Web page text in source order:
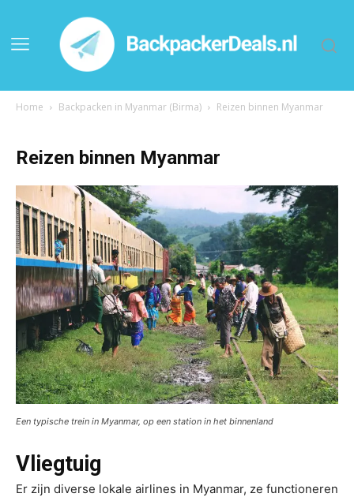
Home Backpacken in Myanmar (Birma) Reizen binnen Myanmar
Reizen binnen Myanmar
Een typische trein in Myanmar, op een station in het binnenland
Vliegtuig
Er zijn diverse lokale airlines in Myanmar, ze functioneren